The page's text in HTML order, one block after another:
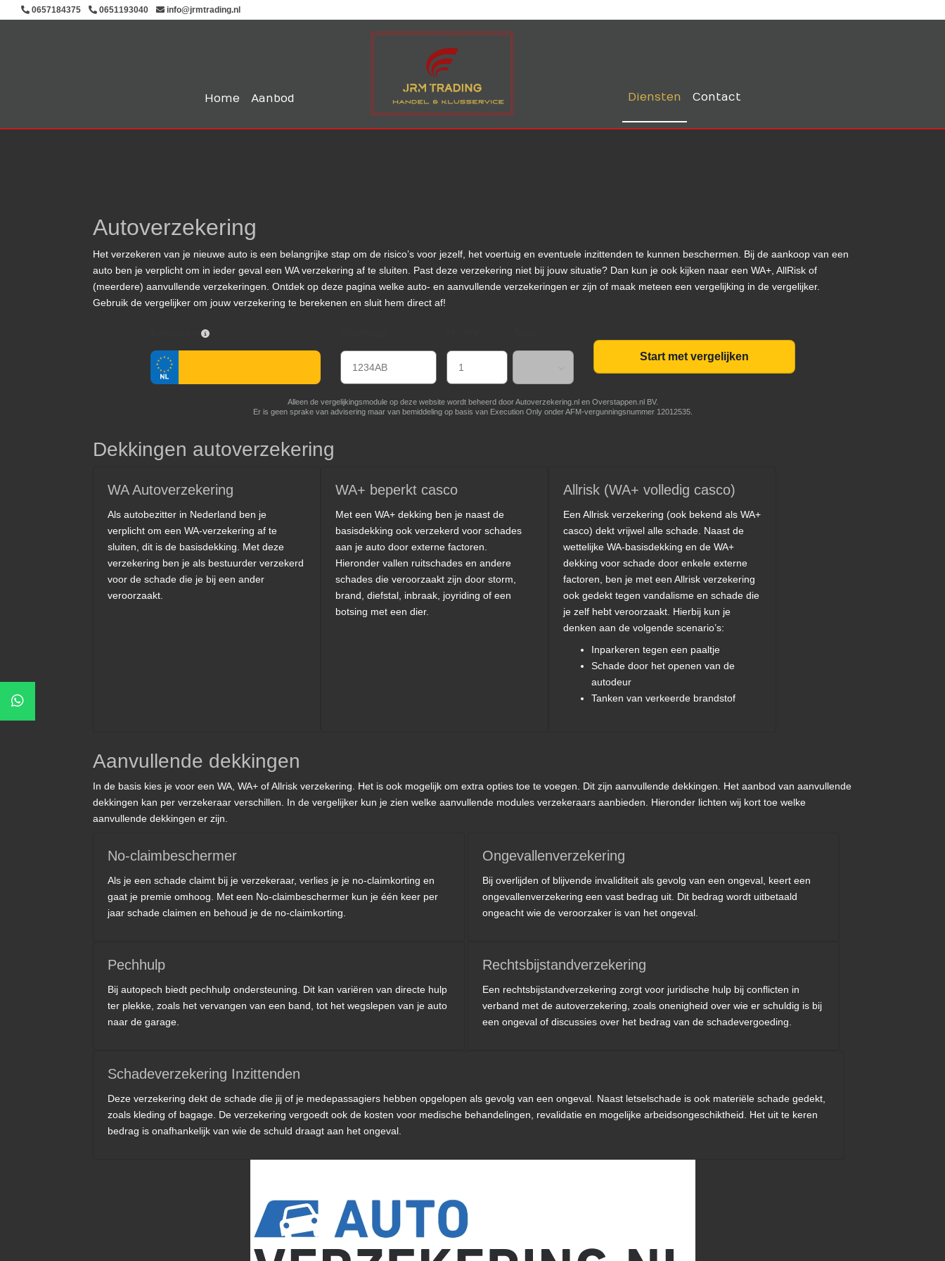
0657184375 0651193040 info@jrmtrading.nl
Home Aanbod Diensten Contact
Autoverzekering
Het verzekeren van je nieuwe auto is een belangrijke stap om de risico’s voor jezelf, het voertuig en eventuele inzittenden te kunnen beschermen. Bij de aankoop van een
auto ben je verplicht om in ieder geval een WA verzekering af te sluiten. Past deze verzekering niet bij jouw situatie? Dan kun je ook kijken naar een WA+, AllRisk of
(meerdere) aanvullende verzekeringen. Ontdek op deze pagina welke auto- en aanvullende verzekeringen er zijn of maak meteen een vergelijking in de vergelijker.
Gebruik de vergelijker om jouw verzekering te berekenen en sluit hem direct af!
Start met vergelijken
Alleen de vergelijkingsmodule op deze website wordt beheerd door Autoverzekering.nlen Overstappen.nl BV.
Er is geen sprake van advisering maar van bemiddeling op basis van Execution Onlyonder AFM-vergunningsnummer 12012535.
Dekkingen autoverzekering
WA Autoverzekering
Als autobezitter in Nederland ben je
verplicht om een WA-verzekering af te
sluiten, dit is de basisdekking. Met deze
verzekering ben je als bestuurder verzekerd
voor de schade die je bij een ander
veroorzaakt.
WA+ beperkt casco
Met een WA+ dekking ben je naast de
basisdekking ook verzekerd voor schades
aan je auto door externe factoren.
Hieronder vallen ruitschades en andere
schades die veroorzaakt zijn door storm,
brand, diefstal, inbraak, joyriding of een
botsing met een dier.
Allrisk (WA+ volledig casco)
Een Allrisk verzekering (ook bekend als WA+
casco) dekt vrijwel alle schade. Naast de
wettelijke WA-basisdekking en de WA+
dekking voor schade door enkele externe
factoren, ben je met een Allrisk verzekering
ook gedekt tegen vandalisme en schade die
je zelf hebt veroorzaakt. Hierbij kun je
denken aan de volgende scenario’s:
Inparkeren tegen een paaltje
Schade door het openen van de
autodeur
Tanken van verkeerde brandstof
Aanvullende dekkingen
In de basis kies je voor een WA, WA+ of Allrisk verzekering. Het is ook mogelijk om extra opties toe te voegen. Dit zijn aanvullende dekkingen. Het aanbod van aanvullende
dekkingen kan per verzekeraar verschillen. In de vergelijker kun je zien welke aanvullende modules verzekeraars aanbieden. Hieronder lichten wij kort toe welke
aanvullende dekkingen er zijn.
No-claimbeschermer
Als je een schade claimt bij je verzekeraar, verlies je je no-claimkorting en
gaat je premie omhoog. Met een No-claimbeschermer kun je één keer per
jaar schade claimen en behoud je de no-claimkorting.
Ongevallenverzekering
Bij overlijden of blijvende invaliditeit als gevolg van een ongeval, keert een
ongevallenverzekering een vast bedrag uit. Dit bedrag wordt uitbetaald
ongeacht wie de veroorzaker is van het ongeval.
Pechhulp
Bij autopech biedt pechhulp ondersteuning. Dit kan variëren van directe hulp
ter plekke, zoals het vervangen van een band, tot het wegslepen van je auto
naar de garage.
Rechtsbijstandverzekering
Een rechtsbijstandverzekering zorgt voor juridische hulp bij conflicten in
verband met de autoverzekering, zoals onenigheid over wie er schuldig is bij
een ongeval of discussies over het bedrag van de schadevergoeding.
Schadeverzekering Inzittenden
Deze verzekering dekt de schade die jij of je medepassagiers hebben opgelopen als gevolg van een ongeval. Naast letselschade is ook materiële schade gedekt,
zoals kleding of bagage. De verzekering vergoedt ook de kosten voor medische behandelingen, revalidatie en mogelijke arbeidsongeschiktheid. Het uit te keren
bedrag is onafhankelijk van wie de schuld draagt aan het ongeval.